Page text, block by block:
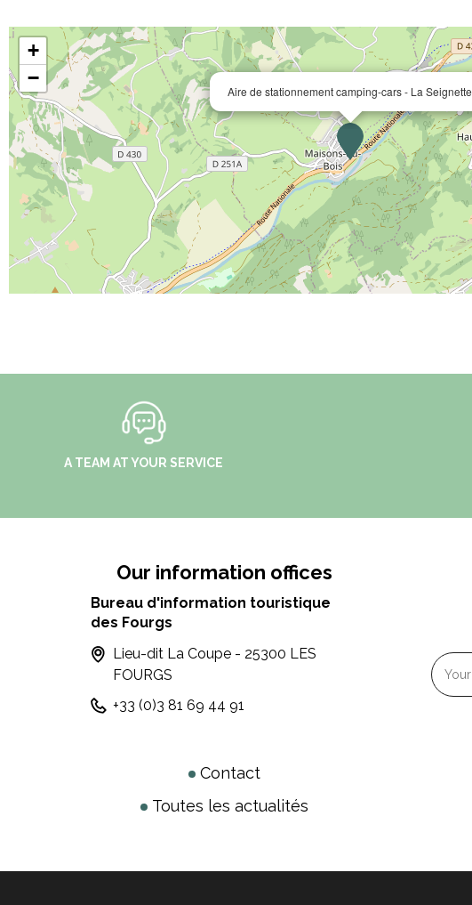
Aire de stationnement camping-cars - La Seignette
+
−
A TEAM AT YOUR SERVICE
Our information offices
Bureau d'information touristique
des Fourgs
Lieu-dit La Coupe - 25300 LES
FOURGS
+33 (0)3 81 69 44 91
Contact
Toutes les actualités